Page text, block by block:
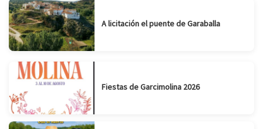
A licitación el puente de Garaballa
Fiestas de Garcimolina 2026